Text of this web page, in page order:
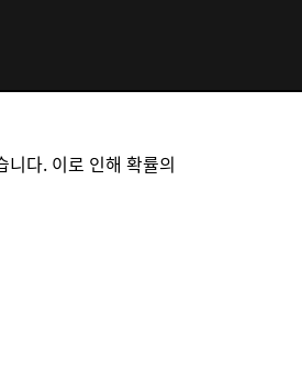
다. 이로 인해 확률의